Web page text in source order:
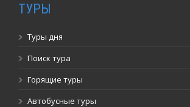
ТУРЫ
Туры дня
Поиск тура
Горящие туры
Автобусные туры